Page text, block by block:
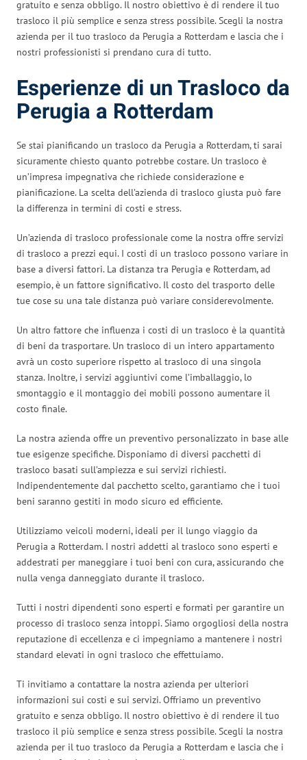
gratuito e senza obbligo. Il nostro obiettivo è di rendere il tuo
trasloco il più semplice e senza stress possibile. Scegli la nostra
azienda per il tuo trasloco da Perugia a Rotterdam e lascia che i
nostri professionisti si prendano cura di tutto.
Esperienze di un Trasloco da
Perugia a Rotterdam
Se stai pianificando un trasloco da Perugia a Rotterdam, ti sarai
sicuramente chiesto quanto potrebbe costare. Un trasloco è
un’impresa impegnativa che richiede considerazione e
pianificazione. La scelta dell’azienda di trasloco giusta può fare
la differenza in termini di costi e stress.
Un’azienda di trasloco professionale come la nostra offre servizi
di trasloco a prezzi equi. I costi di un trasloco possono variare in
base a diversi fattori. La distanza tra Perugia e Rotterdam, ad
esempio, è un fattore significativo. Il costo del trasporto delle
tue cose su una tale distanza può variare considerevolmente.
Un altro fattore che influenza i costi di un trasloco è la quantità
di beni da trasportare. Un trasloco di un intero appartamento
avrà un costo superiore rispetto al trasloco di una singola
stanza. Inoltre, i servizi aggiuntivi come l’imballaggio, lo
smontaggio e il montaggio dei mobili possono aumentare il
costo finale.
La nostra azienda offre un preventivo personalizzato in base alle
tue esigenze specifiche. Disponiamo di diversi pacchetti di
trasloco basati sull’ampiezza e sui servizi richiesti.
Indipendentemente dal pacchetto scelto, garantiamo che i tuoi
beni saranno gestiti in modo sicuro ed efficiente.
Utilizziamo veicoli moderni, ideali per il lungo viaggio da
Perugia a Rotterdam. I nostri addetti al trasloco sono esperti e
addestrati per maneggiare i tuoi beni con cura, assicurando che
nulla venga danneggiato durante il trasloco.
Tutti i nostri dipendenti sono esperti e formati per garantire un
processo di trasloco senza intoppi. Siamo orgogliosi della nostra
reputazione di eccellenza e ci impegniamo a mantenere i nostri
standard elevati in ogni trasloco che effettuiamo.
Ti invitiamo a contattare la nostra azienda per ulteriori
informazioni sui costi e sui servizi. Offriamo un preventivo
gratuito e senza obbligo. Il nostro obiettivo è di rendere il tuo
trasloco il più semplice e senza stress possibile. Scegli la nostra
azienda per il tuo trasloco da Perugia a Rotterdam e lascia che i